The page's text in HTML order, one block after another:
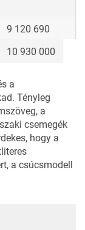
9 120 690
10 930 000
a
Tényleg
a
csemegék
hogy a
a csúcsmodell